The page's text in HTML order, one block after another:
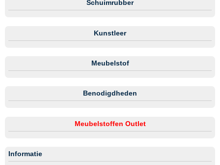
Schuimrubber
Kunstleer
Meubelstof
Benodigdheden
Meubelstoffen Outlet
Informatie